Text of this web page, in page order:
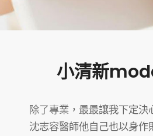
小清新
除了專業，最最讓我下定決
沈志容醫師他自己也以身作